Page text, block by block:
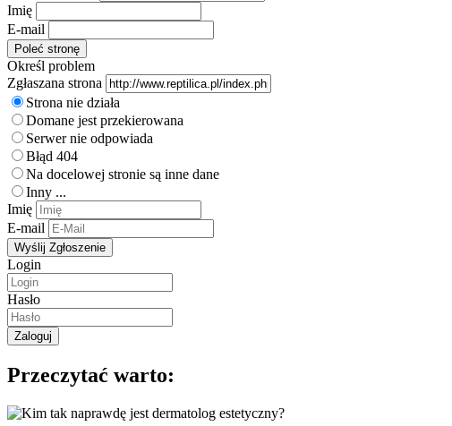
Imię
E-mail
Określ problem
Zgłaszana strona
Strona nie działa
Domane jest przekierowana
Serwer nie odpowiada
Błąd 404
Na docelowej stronie są inne dane
Inny ...
Imię
E-mail
Login
Hasło
Przeczytać warto: